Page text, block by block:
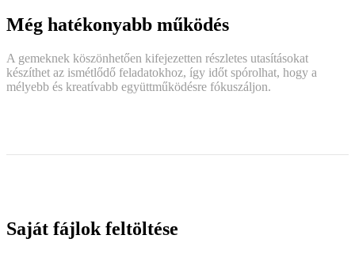
Még hatékonyabb működés
A gemeknek köszönhetően kifejezetten részletes utasításokat
készíthet az ismétlődő feladatokhoz, így időt spórolhat, hogy a
mélyebb és kreatívabb együttműködésre fókuszáljon.
Saját fájlok feltöltése